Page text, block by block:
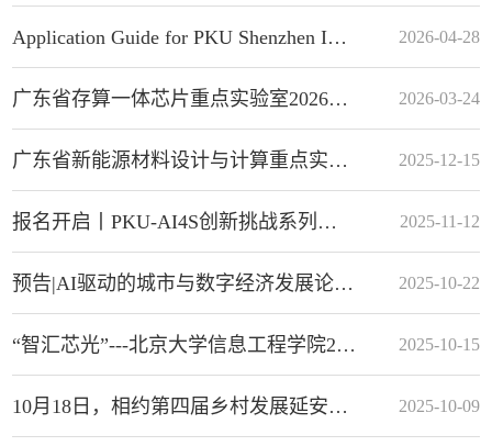
Application Guide for PKU Shenzhen International Summer Camp 2026 2026-04-28
广东省存算一体芯片重点实验室2026年开放课题申请通知 2026-03-24
广东省新能源材料设计与计算重点实验室深圳市新能源材料基因组制备和检测重点实验室2025年度开放课题申请指南 2025-12-15
报名开启丨PKU-AI4S创新挑战系列赛一期： 深圳研究生院挑战赛 2025-11-12
预告|AI驱动的城市与数字经济发展论坛暨北大汇丰智库分论坛欢迎您！ 2025-10-22
“智汇芯光”---北京大学信息工程学院2025年港澳台优秀大学生开放日活动 2025-10-15
10月18日，相约第四届乡村发展延安论坛！ 2025-10-09